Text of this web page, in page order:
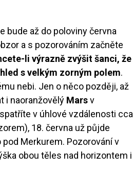
bude až do poloviny června
a s pozorováním začněte
li výrazně zvýšit šanci, že
s velkým zorným polem.
nebi. Jen o něco později, až
i naoranžovělý Marsv
v úhlové vzdálenosti cca
18. června už půjde
pod Merkurem. Pozorování v
obou těles nad horizontem i